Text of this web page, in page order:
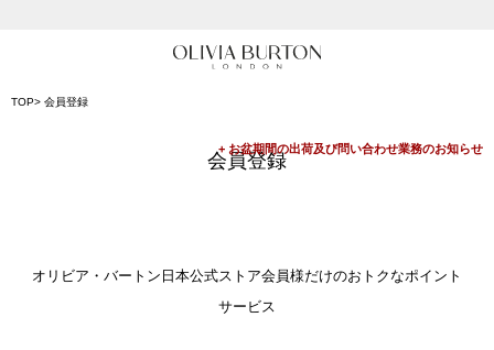
TOP 会員登録
会員登録
オリビア・バートン日本公式ストア会員様だけのおトクなポイント
サービス